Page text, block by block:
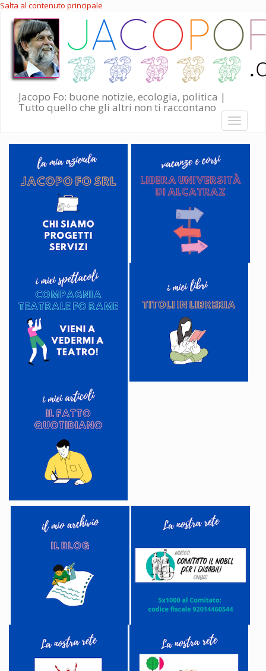
Salta al contenuto principale
Jacopo Fo: buone notizie, ecologia, politica |
Tutto quello che gli altri non ti raccontano
Toggle